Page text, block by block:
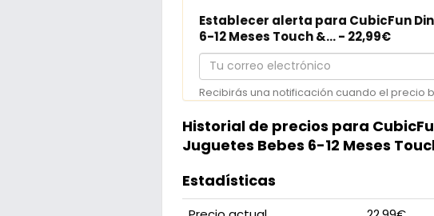
Establecer alerta para CubicFun
6-12 Meses Touch &... - 22,99€
Tu
correo
electrónico
Recibirás una notificación cuando el precio
Historial de precios para
Juguetes Bebes 6-12 Meses
Estadísticas